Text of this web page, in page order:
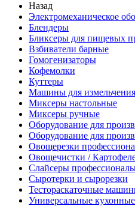
Назад
Электромеханическое
Блендеры
Бликсеры для пищевых
Взбиватели барные
Гомогенизаторы
Кофемолки
Куттеры
Машины для измельчения
Миксеры настольные
Миксеры ручные
Оборудование для
Оборудование для
Овощерезки
Овощечистки /
Слайсеры
Сыротерки и сырорезки
Тестораскаточные
Универсальные